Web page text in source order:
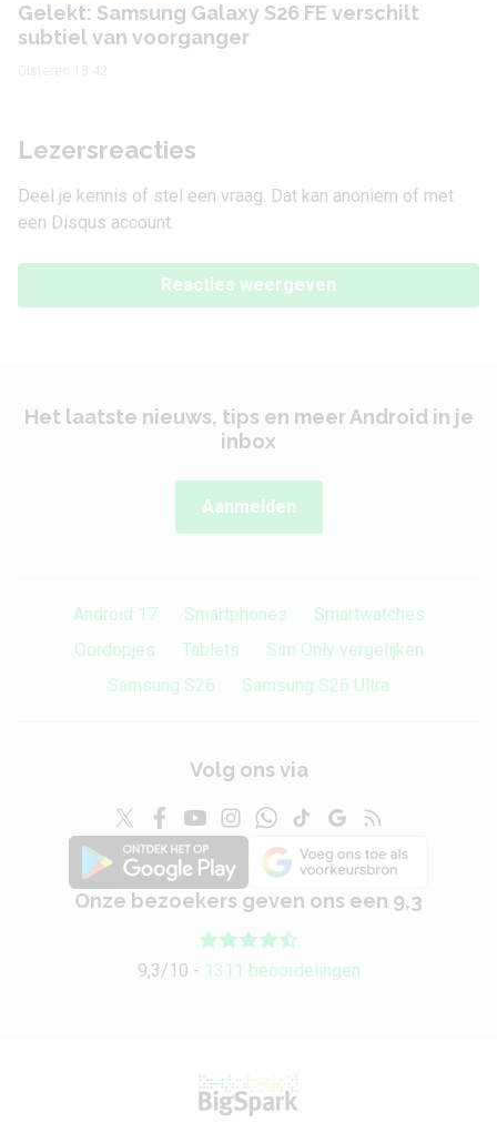
Gelekt: Samsung Galaxy S26 FE verschilt
subtiel van voorganger
Lezersreacties
Deel je kennis of stel een vraag. Dat kan anoniem of met
een Disqus account.
Reacties weergeven
Het laatste nieuws, tips en meer Android in je
inbox
Aanmelden
Android 17 Smartphones
Smartwatches
Oordopjes
Tablets
Sim Only vergelijken
Samsung S26
Samsung S26 Ultra
Volg ons via
Onze bezoekers geven ons een 9,3
9,3/10 - 1311 beoordelingen